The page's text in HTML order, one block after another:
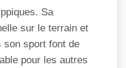
Sa
sur le terrain et
son sport font de
pour les autres